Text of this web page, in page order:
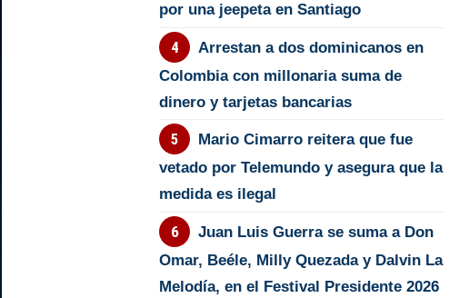
por una jeepeta en Santiago
Arrestan a dos dominicanos en
Colombia con millonaria suma de
dinero y tarjetas bancarias
Mario Cimarro reitera que fue
vetado por Telemundo y asegura que la
medida es ilegal
Juan Luis Guerra se suma a Don
Omar, Beéle, Milly Quezada y Dalvin La
Melodía, en el Festival Presidente 2026